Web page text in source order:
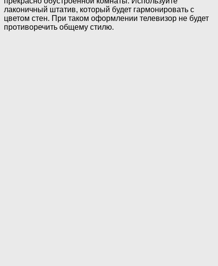
лаконичный штатив, который будет гармонировать с
цветом стен. При таком оформлении телевизор не будет
противоречить общему стилю.